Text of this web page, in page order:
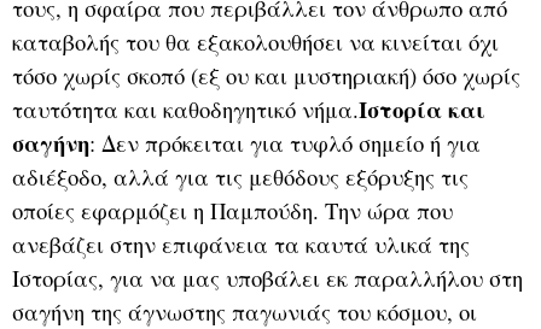
τους, η σφαίρα που περιβάλλει τον άνθρωπο από
καταβολής του θα εξακολουθήσει να κινείται όχι
τόσο χωρίς σκοπό (εξ ου και μυστηριακή) όσο χωρίς
ταυτότητα και καθοδηγητικό νήμα.Ιστορία και
σαγήνη: Δεν πρόκειται για τυφλό σημείο ή για
αδιέξοδο, αλλά για τις μεθόδους εξόρυξης τις
οποίες εφαρμόζει η Παμπούδη. Την ώρα που
ανεβάζει στην επιφάνεια τα καυτά υλικά της
Ιστορίας, για να μας υποβάλει εκ παραλλήλου στη
σαγήνη της άγνωστης παγωνιάς του κόσμου, οι